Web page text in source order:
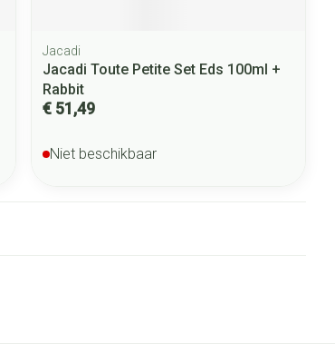
Jacadi
Jacadi Toute Petite Set Eds 100ml +
Rabbit
€ 51,49
Niet beschikbaar